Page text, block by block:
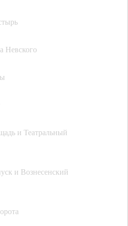
Невского
и Театральный
и Вознесенский